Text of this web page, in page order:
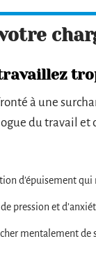
à une
du travail
d’épuisement
pression et
mentalement de